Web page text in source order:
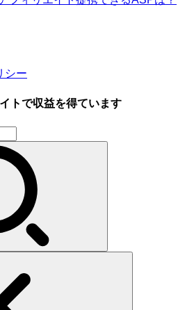
シー
トで収益を得ています